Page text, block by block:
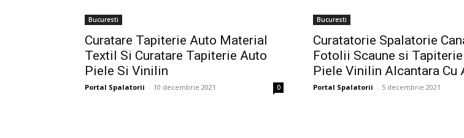
Bucuresti
Curatare Tapiterie Auto Material
Textil Si Curatare Tapiterie Auto
Piele Si Vinilin
Portal Spalatorii - 10 decembrie 2021 0
Bucuresti
Curatatorie Spalatorie
Fotolii Scaune si
Piele Vinilin Alcantara Cu
Portal Spalatorii - 5 decembrie 2021